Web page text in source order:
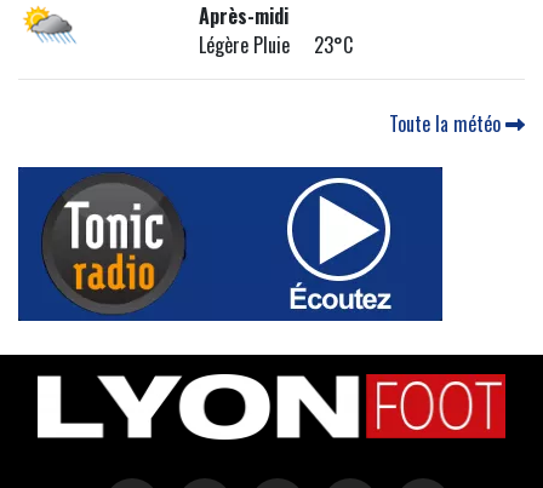
Après-midi
Légère Pluie 23°C
Toute la météo